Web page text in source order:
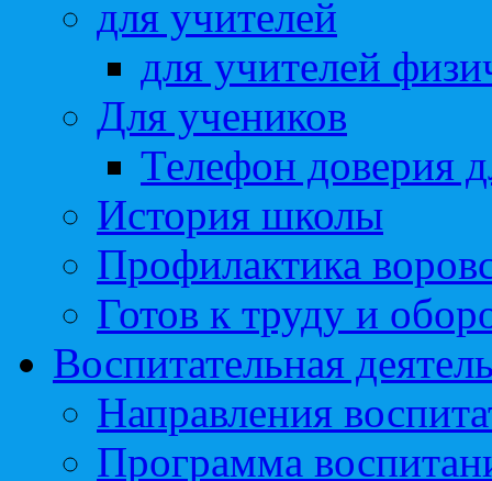
для учителей
для учителей
Для учеников
Телефон доверия
История школы
Профилактика
Готов к труду и
Воспитательная
Направления
Программа